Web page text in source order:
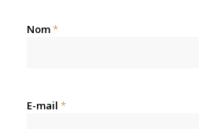
Nom*
E-mail *